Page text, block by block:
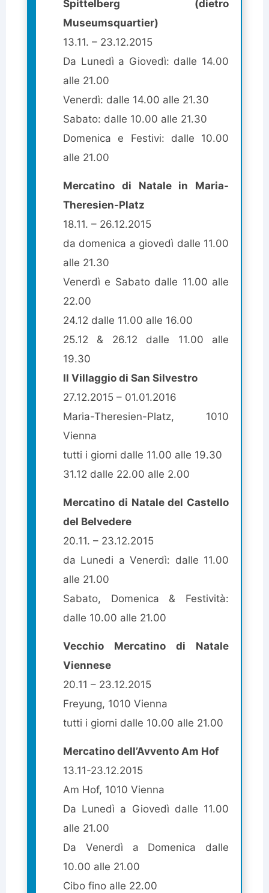
Spittelberg (dietro
Museumsquartier)
13.11. – 23.12.2015
Da Lunedì a Giovedì: dalle 14.00
alle 21.00
Venerdì: dalle 14.00 alle 21.30
Sabato: dalle 10.00 alle 21.30
Domenica e Festivi: dalle 10.00
alle 21.00
Mercatino di Natale in Maria-
Theresien-Platz
18.11. – 26.12.2015
da domenica a giovedì dalle 11.00
alle 21.30
Venerdì e Sabato dalle 11.00 alle
22.00
24.12 dalle 11.00 alle 16.00
25.12 & 26.12 dalle 11.00 alle
19.30
Il Villaggio di San Silvestro
27.12.2015 – 01.01.2016
Maria-Theresien-Platz, 1010
Vienna
tutti i giorni dalle 11.00 alle 19.30
31.12 dalle 22.00 alle 2.00
Mercatino di Natale del Castello
del Belvedere
20.11. – 23.12.2015
da Lunedi a Venerdì: dalle 11.00
alle 21.00
Sabato, Domenica & Festività:
dalle 10.00 alle 21.00
Vecchio Mercatino di Natale
Viennese
20.11 – 23.12.2015
Freyung, 1010 Vienna
tutti i giorni dalle 10.00 alle 21.00
Mercatino dell’Avvento Am Hof
13.11-23.12.2015
Am Hof, 1010 Vienna
Da Lunedì a Giovedì dalle 11.00
alle 21.00
Da Venerdì a Domenica dalle
10.00 alle 21.00
Cibo fino alle 22.00